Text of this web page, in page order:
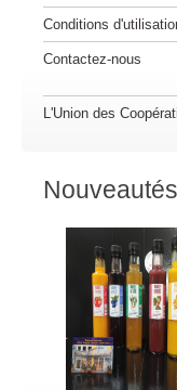
Conditions
Contactez-nous
L'Union des
Nouveautés